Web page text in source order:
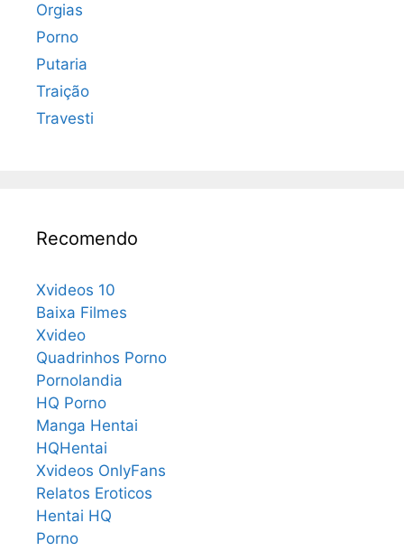
Orgias
Porno
Putaria
Traição
Travesti
Recomendo
Xvideos 10
Baixa Filmes
Xvideo
Quadrinhos Porno
Pornolandia
HQ Porno
Manga Hentai
HQHentai
Xvideos OnlyFans
Relatos Eroticos
Hentai HQ
Porno